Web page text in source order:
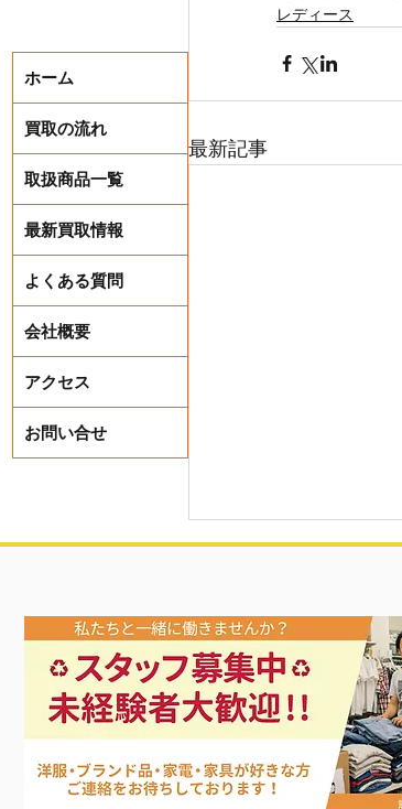
レディース
最新記事
レディース春夏物衣
ホーム
買取の流れ
取扱商品一覧
最新買取情報
よくある質問
会社概要
アクセス
お問い合せ